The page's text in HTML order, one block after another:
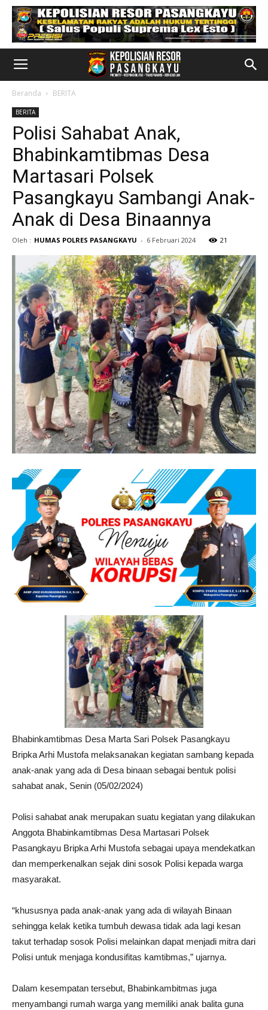
Beranda BERITA
BERITA
Polisi Sahabat Anak,
Bhabinkamtibmas Desa
Martasari Polsek
Pasangkayu Sambangi Anak-
Anak di Desa Binaannya
Oleh : HUMAS POLRES PASANGKAYU - 6 Februari 2024 21
Bhabinkamtibmas Desa Marta Sari Polsek Pasangkayu
Bripka Arhi Mustofa melaksanakan kegiatan sambang kepada
anak-anak yang ada di Desa binaan sebagai bentuk polisi
sahabat anak, Senin (05/02/2024)
Polisi sahabat anak merupakan suatu kegiatan yang dilakukan
Anggota Bhabinkamtibmas Desa Martasari Polsek
Pasangkayu Bripka Arhi Mustofa sebagai upaya mendekatkan
dan memperkenalkan sejak dini sosok Polisi kepada warga
masyarakat.
“khususnya pada anak-anak yang ada di wilayah Binaan
sehingga kelak ketika tumbuh dewasa tidak ada lagi kesan
takut terhadap sosok Polisi melainkan dapat menjadi mitra dari
Polisi untuk menjaga kondusifitas kamtibmas,” ujarnya.
Dalam kesempatan tersebut, Bhabinkambitmas juga
menyambangi rumah warga yang memiliki anak balita guna